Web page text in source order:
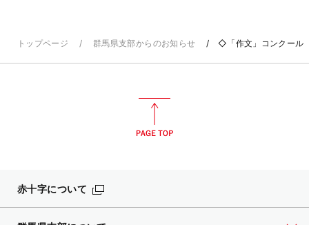
トップページ 群馬県支部からのお知らせ ◇「作文」コンクール
赤十字について